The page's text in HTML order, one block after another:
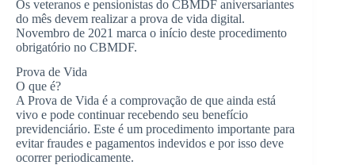
Os veteranos e pensionistas do CBMDF aniversariantes
do mês devem realizar a prova de vida digital.
Novembro de 2021 marca o início deste procedimento
obrigatório no CBMDF.
Prova de Vida
O que é?
A Prova de Vida é a comprovação de que ainda está
vivo e pode continuar recebendo seu benefício
previdenciário. Este é um procedimento importante para
evitar fraudes e pagamentos indevidos e por isso deve
ocorrer periodicamente.